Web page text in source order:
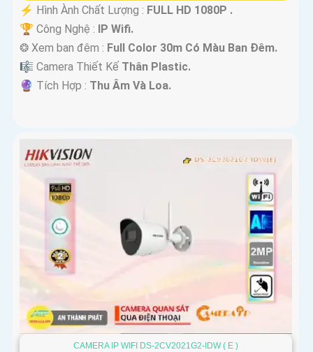
️⚡ Hình Ành Chất Lượng : FULL HD 1080P .
🏆 Công Nghệ :
IP Wifi.
❂ Xem ban đêm : Full Color 30m Có Màu Ban Ðêm.
🎼️ Camera Thiết Kế Thân Plastic.
️🔮 Tích Hợp : Thu Âm Và Loa.
CAMERA IP WIFI DS-2CV2021G2-IDW ( E )